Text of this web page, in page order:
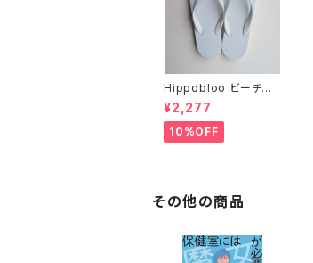
Hippobloo ビーチサ
ンダル
¥2,277
10%OFF
その他の商品